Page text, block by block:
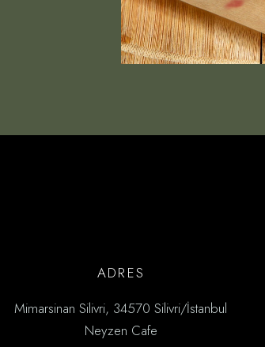
ADRES
Mimarsinan Silivri, 34570 Silivri/İstanbul
Neyzen Cafe